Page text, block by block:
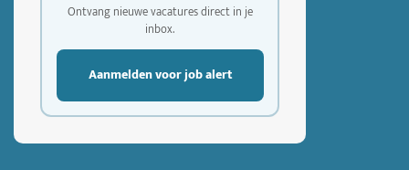
Ontvang nieuwe vacatures direct in je
inbox.
Aanmelden voor job alert